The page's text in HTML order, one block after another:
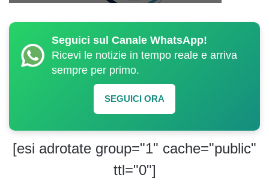
Seguici sul Canale WhatsApp!
Ricevi le notizie in tempo reale e arriva
sempre per primo.
SEGUICI ORA
[esi adrotate group="1" cache="public"
ttl="0"]